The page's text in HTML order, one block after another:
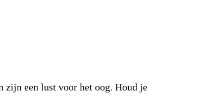
zijn een lust voor het oog. Houd je